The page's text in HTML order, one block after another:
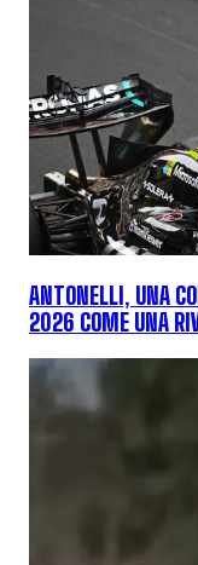
ANTONELLI, UNA
2026 COME UNA